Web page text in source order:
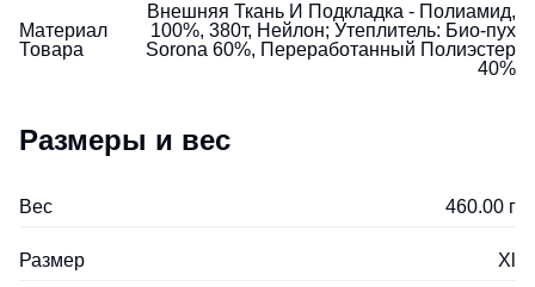
Материал
Товара
Внешняя Ткань И Подкладка - Полиамид,
100%, 380т, Нейлон; Утеплитель: Био-пух
Sorona 60%, Переработанный Полиэстер
40%
Размеры и вес
Вес 460.00 г
Размер Xl